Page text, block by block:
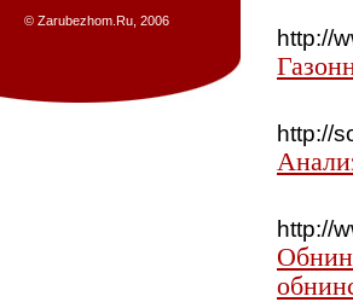
© Zarubezhom.Ru, 2006
http://
http://
http://